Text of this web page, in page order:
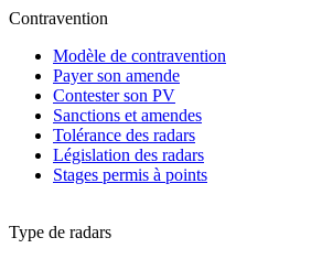
Contravention
Modèle de contravention
Payer son amende
Contester son PV
Sanctions et amendes
Tolérance des radars
Législation des radars
Stages permis à points
Type de radars